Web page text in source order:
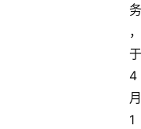
务
，
于
4
月
1